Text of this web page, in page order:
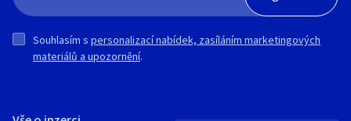
Souhlasím s personalizací nabídek, zasíláním marketingových
materiálů a upozornění.